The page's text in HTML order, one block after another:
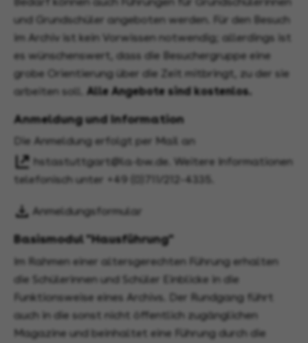
und Grundschüler angeboten werden. Für den Besuch
im Archiv ist kein Vorwissen notwendig; allerdings ist
es wünschenswert, dass die Besuchergruppe eine
grobe Orientierung über die Zeit mitbringt, zu der sie
arbeiten soll. Alle Angebote sind kostenlos.
Anmeldung und Information
Die Anmeldung erfolgt per Mail an
hstastuttgart@la-bw.de . Weitere Informationen
telefonisch unter +49 (0)711/212-4335.
Anmeldungsformular
Basismodul "Hausführung"
Im Rahmen einer altersgerechten Führung erhalten
die Schülerinnen und Schüler Einblicke in die
Funktionsweise eines Archivs. Der Rundgang führt
auch in die sonst nicht öffentlich zugänglichen
Magazine und beinhaltet eine Führung durch die